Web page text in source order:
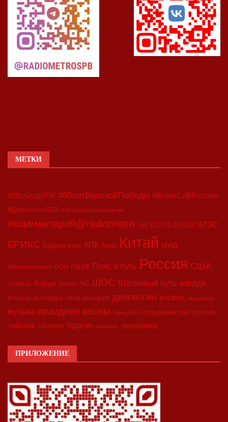
МЕТКИ
#20съездКПК #80летВеликойПобеды #ВизитСиВРоссию
#Двесессии2023 #Петербургскийдневник
#комментарий@radiometro CIIE COVID-19 G20 АТЭС
БРИКС Бодрое утро КПК Кино Китай МИД
Минкоммерции ООН ПМЭФ Пояс и путь Россия США
Тайвань Форум Харбин ЧС ШОС Шёлковый путь азиада
встреча выставка гала-концерт двесессии космос медицина
музыка праздник весны синьцзян сотрудничество спутник
тайвань торговля туризм экология экономика
ПРИЛОЖЕНИЕ